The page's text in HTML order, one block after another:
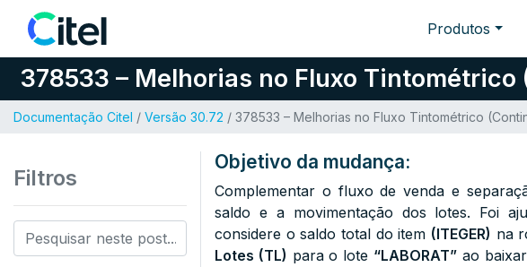
Pular para o conteúdo Produtos
378533 – Melhorias no Fluxo
Documentação Citel / Versão 30.72 / 378533 – Melhorias no Fluxo Tintométrico
Filtros
Objetivo da mudança:
Complementar o fluxo de venda e
saldo e a movimentação dos lotes. Foi
considere o saldo total do item (ITEGER) na
Lotes (TL) para o lote “LABORAT” ao